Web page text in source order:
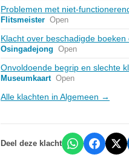
Problemen met niet-
Flitsmeister Open
Klacht over beschadigde
Osingadejong Open
Onvoldoende begrip en slechte
Museumkaart Open
Alle klachten in Algemeen →
Deel deze klacht